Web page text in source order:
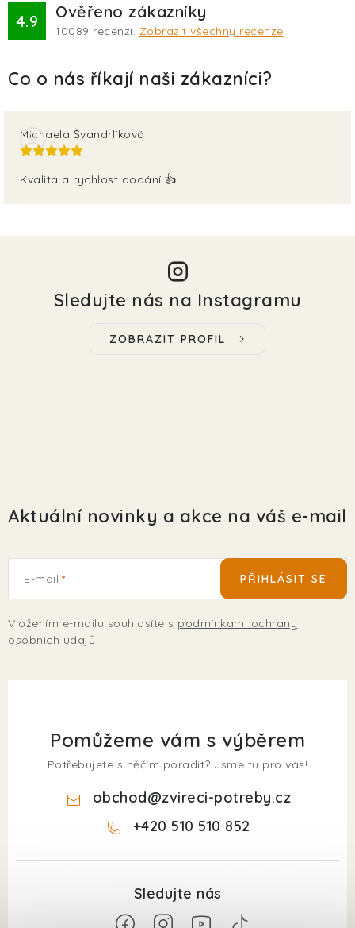
4.9 Ověřeno zákazníky
10089 recenzí. Zobrazit všechny recenze
Michaela Švandrlíková
Kvalita a rychlost dodání 👍
Sledujte nás na Instagramu
ZOBRAZIT PROFIL
Aktuální novinky a akce na váš e-mail
E-mail
Vložením e-mailu souhlasíte s podmínkami ochrany
osobních údajů
PŘIHLÁSIT SE
Pomůžeme vám s výběrem
Potřebujete s něčím poradit? Jsme tu pro vás!
obchod@zvireci-potreby.cz
+420 510 510 852